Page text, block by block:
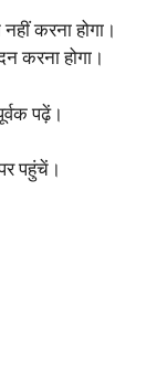
करना होगा।
करना होगा।
पढ़ें।
पहुंचें।